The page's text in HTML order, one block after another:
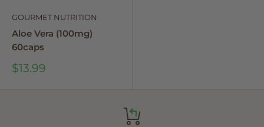
GOURMET NUTRITION
Aloe Vera (100mg)
60caps
Sale
$13.99